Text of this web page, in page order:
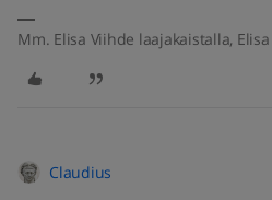
Mm. Elisa Viihde laajakaistalla,
Claudius